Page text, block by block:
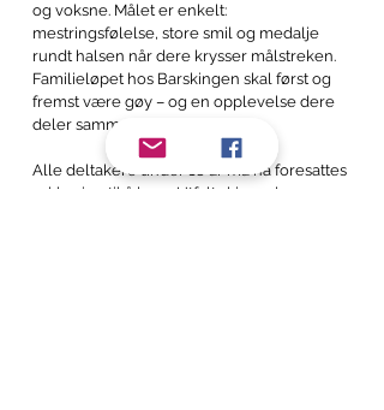
og voksne. Målet er enkelt:
mestringsfølelse, store smil og medalje
rundt halsen når dere krysser målstreken.
Familieløpet hos Barskingen skal først og
fremst være gøy – og en opplevelse dere
deler sammen.
Alle deltakere under 18 år må ha foresattes
erklæring til å løpe. Utfylt skjema leveres